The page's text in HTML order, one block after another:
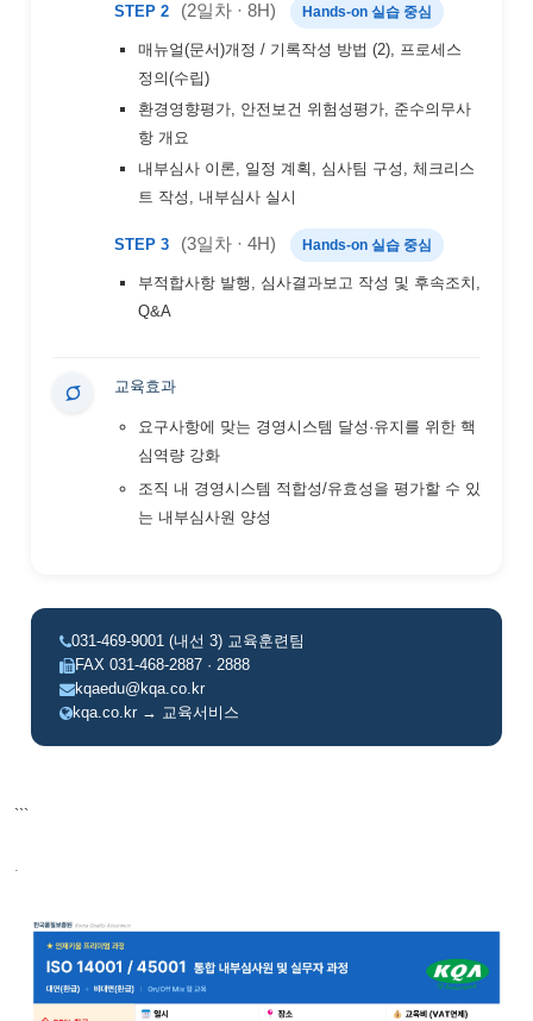
STEP 2 (2일차 · 8H) Hands-on 실습 중심
매뉴얼(문서)개정 / 기록작성 방법 (2), 프로세스
정의(수립)
환경영향평가, 안전보건 위험성평가, 준수의무사
항 개요
내부심사 이론, 일정 계획, 심사팀 구성, 체크리스
트 작성, 내부심사 실시
STEP 3 (3일차 · 4H) Hands-on 실습 중심
부적합사항 발행, 심사결과보고 작성 및 후속조치,
Q&A
교육효과
요구사항에 맞는 경영시스템 달성·유지를 위한 핵
심역량 강화
조직 내 경영시스템 적합성/유효성을 평가할 수 있
는 내부심사원 양성
031-469-9001 (내선 3) 교육훈련팀
FAX 031-468-2887 · 2888
kqaedu@kqa.co.kr
kqa.co.kr → 교육서비스
```
.